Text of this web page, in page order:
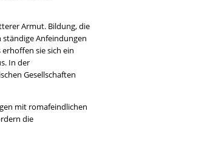
Armut. Bildung, die
ständige Anfeindungen
sie sich ein
In der
Gesellschaften
mit romafeindlichen
die